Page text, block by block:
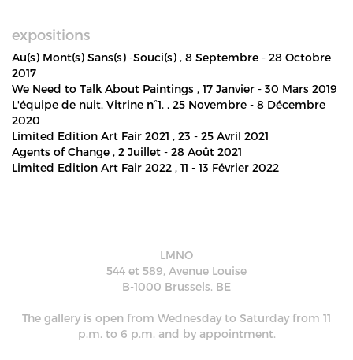
expositions
Au(s) Mont(s) Sans(s) -Souci(s) , 8 Septembre - 28 Octobre
2017
We Need to Talk About Paintings , 17 Janvier - 30 Mars 2019
L'équipe de nuit. Vitrine n°1. , 25 Novembre - 8 Décembre
2020
Limited Edition Art Fair 2021 , 23 - 25 Avril 2021
Agents of Change , 2 Juillet - 28 Août 2021
Limited Edition Art Fair 2022 , 11 - 13 Février 2022
LMNO
544 et 589, Avenue Louise
B-1000 Brussels, BE
The gallery is open from Wednesday to Saturday from 11
p.m. to 6 p.m. and by appointment.